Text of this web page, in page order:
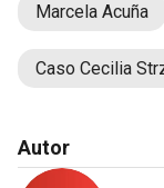
Marcela Acuña
Caso Cecilia
Autor